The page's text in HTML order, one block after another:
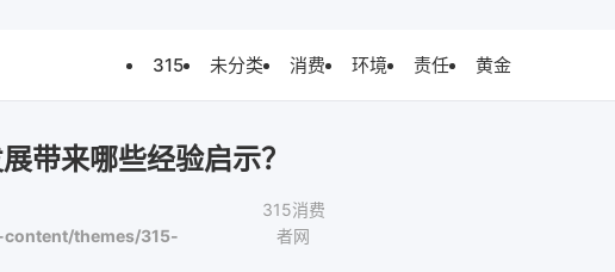
315 未分类 消费 环境 责任 黄金
带来哪些经验启示？
themes/315-
315消费
者网